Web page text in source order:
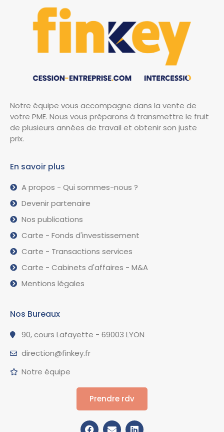
Notre équipe vous accompagne dans la vente de
votre PME. Nous vous préparons à transmettre le fruit
de plusieurs années de travail et obtenir son juste
prix.
En savoir plus
A propos - Qui sommes-nous ?
Devenir partenaire
Nos publications
Carte - Fonds d'investissement
Carte - Transactions services
Carte - Cabinets d'affaires - M&A
Mentions légales
Nos Bureaux
90, cours Lafayette - 69003 LYON
direction@finkey.fr
Notre équipe
Prendre rdv